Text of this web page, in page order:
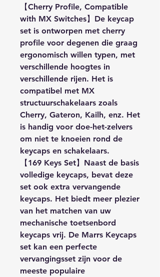
【Cherry Profile, Compatible
with MX Switches】De keycap
set is ontworpen met cherry
profile voor degenen die graag
ergonomisch willen typen, met
verschillende hoogtes in
verschillende rijen. Het is
compatibel met MX
structuurschakelaars zoals
Cherry, Gateron, Kailh, enz. Het
is handig voor doe-het-zelvers
om niet te knoeien rond de
keycaps en schakelaars.
【169 Keys Set】Naast de basis
volledige keycaps, bevat deze
set ook extra vervangende
keycaps. Het biedt meer plezier
van het matchen van uw
mechanische toetsenbord
keycaps vrij. De Marrs Keycaps
set kan een perfecte
vervangingsset zijn voor de
meeste populaire